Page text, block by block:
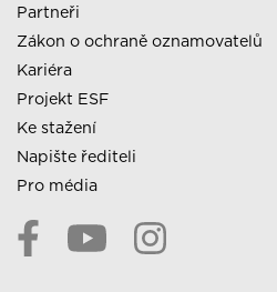
Partneři
Zákon o ochraně oznamovatelů
Kariéra
Projekt ESF
Ke stažení
Napište řediteli
Pro média